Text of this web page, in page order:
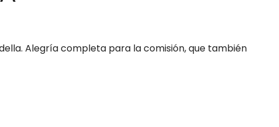
Alegría completa para la comisión, que también